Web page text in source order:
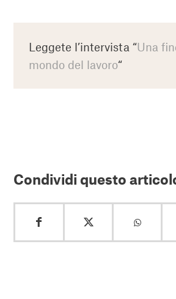
Leggete l’intervista “Una
mondo del lavoro“
Condividi questo